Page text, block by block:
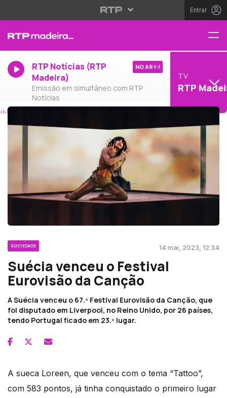
Entrar
RTP Notícias (RTP
Madeira)
Emissão em simultâneo com RTP
Notícias
NO AR
TV
RTP
SOCIEDADE 14 mai, 2023, 12:34
Suécia venceu o Festival
Eurovisão da Canção
A Suécia venceu o 67.º Festival Eurovisão da Canção, que
foi disputado em Liverpool, no Reino Unido, por 26 países,
tendo Portugal ficado em 23.º lugar.
A sueca Loreen, que venceu com o tema “Tattoo”,
com 583 pontos, já tinha conquistado o primeiro lugar